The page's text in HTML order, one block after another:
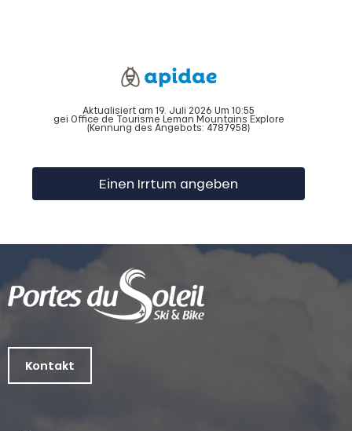
Aktualisiert am 19. Juli 2026 Um 10:55
gei Office de Tourisme Leman Mountains Explore
(Kennung des Angebots: 4787958)
Einen Irrtum angeben
Kontakt